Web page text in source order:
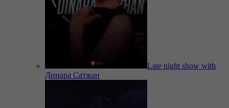
Late night show with
Динара Сатжан